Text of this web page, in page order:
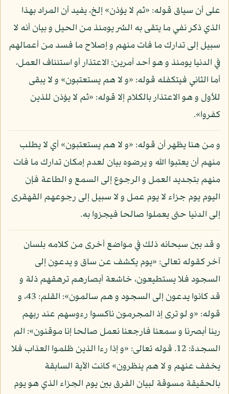
على أن سياق قوله: «ثم لا يؤذن» إلخ، يفيد أن المراد بهذا
الذي ذكر نفي ما يتقى به الشر يومئذ من الحيل و بيان أنه لا
سبيل إلى تدارك ما فات منهم و إصلاح ما فسد من أعمالهم
في الدنيا يومئذ و هو أحد أمرين: الاعتذار أو استئناف العمل،
أما الثاني فيتكفله قوله: «و لا هم يستعتبون» و لا يبقى
للأول و هو الاعتذار بالكلام إلا قوله: «ثم لا يؤذن للذين
كفروا».
و من هنا يظهر أن قوله: «و لا هم يستعتبون» أي لا يطلب
منهم أن يعتبوا الله و يرضوه بيان لعدم إمكان تدارك ما فات
منهم بتجديد العمل و الرجوع إلى السمع و الطاعة فإن
اليوم يوم جزاء لا يوم عمل و لا سبيل إلى رجوعهم القهقرى
إلى الدنيا حتى يعملوا صالحا فيجزوا به.
و قد بين سبحانه ذلك في مواضع أخرى من كلامه بلسان
آخر كقوله تعالى: «يوم يكشف عن ساق و يدعون إلى
السجود فلا يستطيعون، خاشعة أبصارهم ترهقهم ذلة و
قد كانوا يدعون إلى السجود و هم سالمون»: القلم: 43، و
قوله: «و لو ترى إذ المجرمون ناكسوا رءوسهم عند ربهم
ربنا أبصرنا و سمعنا فارجعنا نعمل صالحا إنا موقنون»: الم
السجدة: 12. قوله تعالى: «و إذا رءا الذين ظلموا العذاب فلا
يخفف عنهم و لا هم ينظرون» كانت الآية السابقة
بالحقيقة مسوقة لبيان الفرق بين يوم الجزاء الذي هو يوم